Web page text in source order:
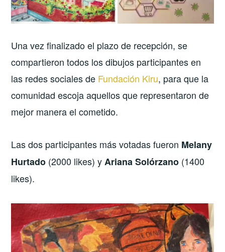
Una vez finalizado el plazo de recepción, se
compartieron todos los dibujos participantes en
las redes sociales de Fundación Kiru, para que la
comunidad escoja aquellos que representaron de
mejor manera el cometido.
Las dos participantes más votadas fueron Melany
Hurtado (2000 likes) y Ariana Solórzano (1400
likes).